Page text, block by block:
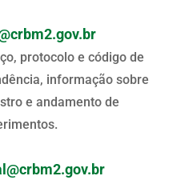
protocolo e código de
informação sobre
e andamento de